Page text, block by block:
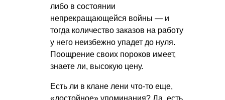
либо в состоянии
непрекращающейся войны — и
тогда количество заказов на работу
у него неизбежно упадет до нуля.
Поощрение своих пороков имеет,
знаете ли, высокую цену.
Есть ли в клане лени что-то еще,
«достойное» упоминания? Да, есть.